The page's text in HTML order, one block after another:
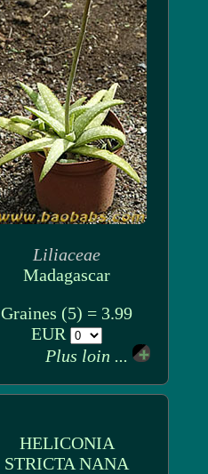
Liliaceae
Madagascar
Graines (5) = 3.99
EUR
Plus loin ...
HELICONIA
STRICTA NANA